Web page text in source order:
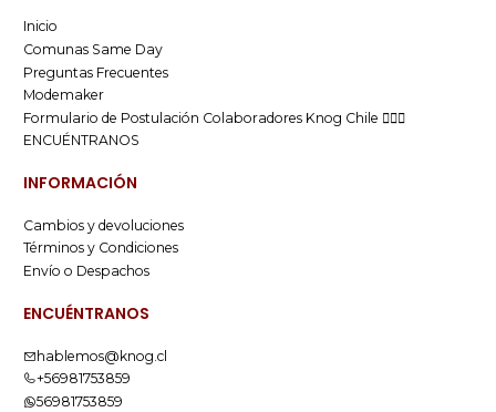
Inicio
Comunas Same Day
Preguntas Frecuentes
Modemaker
Formulario de Postulación Colaboradores Knog Chile 🚴🏻‍♂️
ENCUÉNTRANOS
INFORMACIÓN
Cambios y devoluciones
Términos y Condiciones
Envío o Despachos
ENCUÉNTRANOS
hablemos@knog.cl
+56981753859
56981753859